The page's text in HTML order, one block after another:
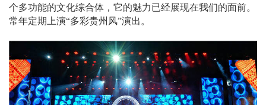
个多功能的文化综合体，它的魅力已经展现在我们的面前。
常年定期上演“多彩贵州风”演出。